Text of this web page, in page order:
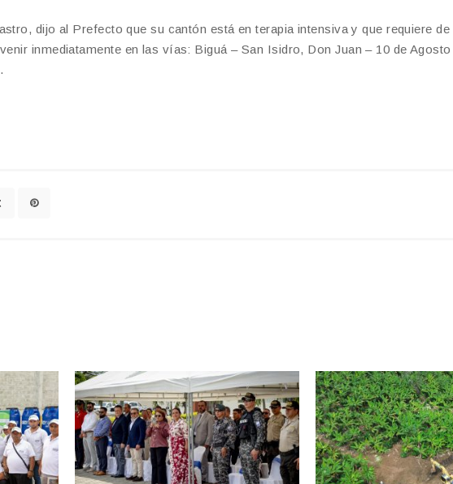
dijo al Prefecto que su cantón está en terapia intensiva y que requiere de
inmediatamente en las vías: Biguá – San Isidro, Don Juan – 10 de